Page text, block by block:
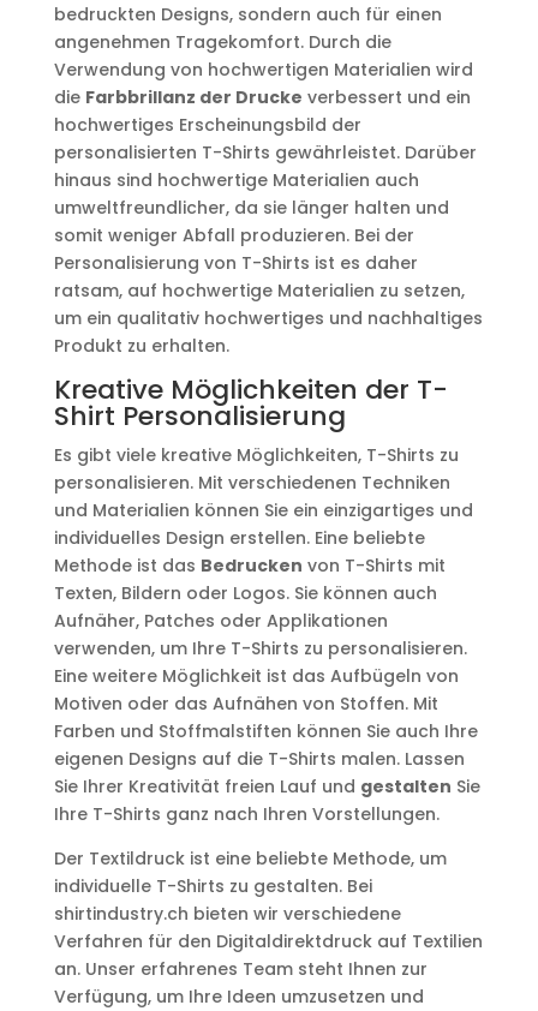
bedruckten Designs, sondern auch für einen
angenehmen Tragekomfort. Durch die
Verwendung von hochwertigen Materialien wird
die Farbbrillanz der Drucke verbessert und ein
hochwertiges Erscheinungsbild der
personalisierten T-Shirts gewährleistet. Darüber
hinaus sind hochwertige Materialien auch
umweltfreundlicher, da sie länger halten und
somit weniger Abfall produzieren. Bei der
Personalisierung von T-Shirts ist es daher
ratsam, auf hochwertige Materialien zu setzen,
um ein qualitativ hochwertiges und nachhaltiges
Produkt zu erhalten.
Kreative Möglichkeiten der T-
Shirt Personalisierung
Es gibt viele kreative Möglichkeiten, T-Shirts zu
personalisieren. Mit verschiedenen Techniken
und Materialien können Sie ein einzigartiges und
individuelles Design erstellen. Eine beliebte
Methode ist das Bedrucken von T-Shirts mit
Texten, Bildern oder Logos. Sie können auch
Aufnäher, Patches oder Applikationen
verwenden, um Ihre T-Shirts zu personalisieren.
Eine weitere Möglichkeit ist das Aufbügeln von
Motiven oder das Aufnähen von Stoffen. Mit
Farben und Stoffmalstiften können Sie auch Ihre
eigenen Designs auf die T-Shirts malen. Lassen
Sie Ihrer Kreativität freien Lauf und gestalten Sie
Ihre T-Shirts ganz nach Ihren Vorstellungen.
Der Textildruck ist eine beliebte Methode, um
individuelle T-Shirts zu gestalten. Bei
shirtindustry.ch bieten wir verschiedene
Verfahren für den Digitaldirektdruck auf Textilien
an. Unser erfahrenes Team steht Ihnen zur
Verfügung, um Ihre Ideen umzusetzen und